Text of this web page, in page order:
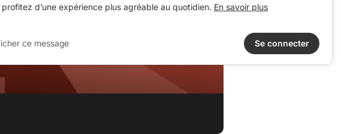
profitez d’une expérience plus agréable au quotidien. En savoir plus
ce message Se connecter